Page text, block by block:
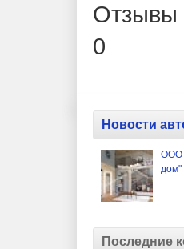
0
Новости
ООО
дом"
Последние